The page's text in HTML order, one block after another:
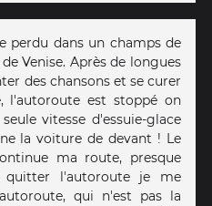
perdu dans un champs de
Venise. Après de longues
des chansons et se curer
l'autoroute est stoppé on
vitesse d'essuie-glace
la voiture de devant ! Le
ma route, presque
l'autoroute je me
qui n'est pas la